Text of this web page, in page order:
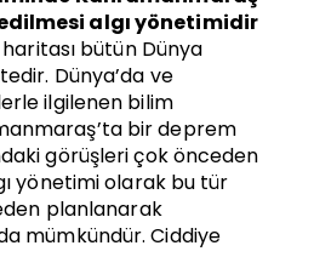
algı yönetimidir
bütün Dünya
Dünya’da ve
ilgilenen bilim
bir deprem
görüşleri çok önceden
yönetimi olarak bu tür
planlanarak
mümkündür. Ciddiye